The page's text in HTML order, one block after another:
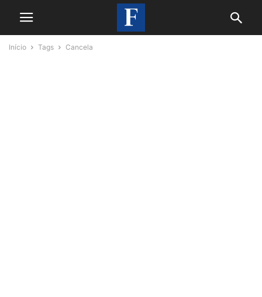
Início Tags Cancela